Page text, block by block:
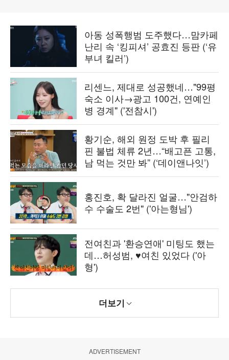
아동 성폭행범 도주했다…맘카페
난리 속 ‘킹피셔’ 공효진 등판 (‘유
부녀 킬러’)
리센느, 제대로 성공했네…"99평
숙소 이사→광고 100건, 연예인
병 경계" ('전참시')
황기순, 해외 원정 도박 후 필리
핀 불법 체류 2년…“배고픈 고통,
남 먹는 것만 봐” (‘데이앤나잇’)
홍진호, 확 달라진 얼굴…"안검하
수 수술도 2번" ('아는형님')
전여친과 '환승연애' 미팅도 했는
데…허성범, ♥여친 있었다 ('아
형')
더보기
ADVERTISEMENT